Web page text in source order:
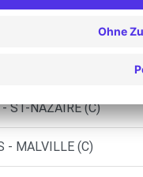
ST-NAZAIRE (C)
- MALVILLE (C)